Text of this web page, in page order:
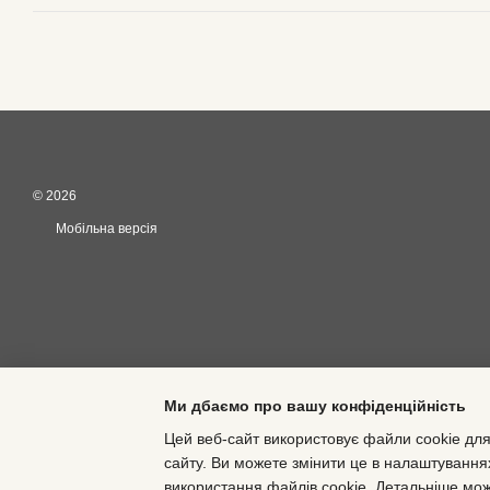
© 2026
Мобільна версія
Ми дбаємо про вашу конфіденційність
Цей веб-сайт використовує файли cookie
сайту. Ви можете змінити це в